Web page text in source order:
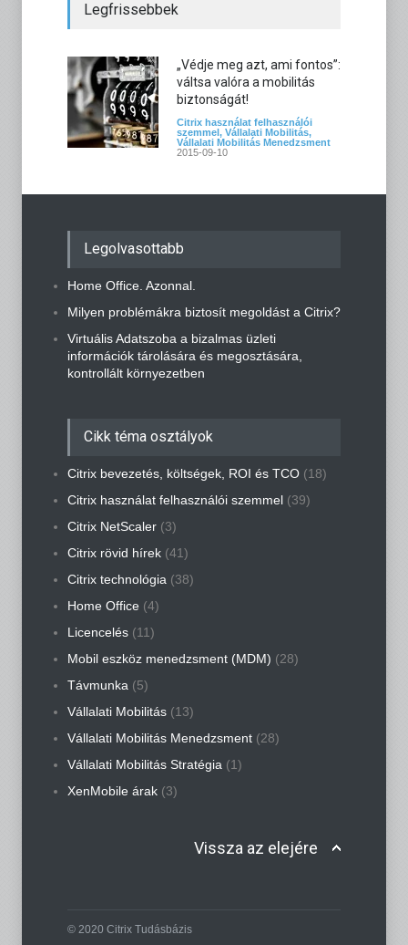
Legfrissebbek
„Védje meg azt, ami fontos”:
váltsa valóra a mobilitás
biztonságát!
Citrix használat felhasználói
szemmel, Vállalati Mobilitás,
Vállalati Mobilitás Menedzsment
2015-09-10
Legolvasottabb
Home Office. Azonnal.
Milyen problémákra biztosít megoldást a Citrix?
Virtuális Adatszoba a bizalmas üzleti
információk tárolására és megosztására,
kontrollált környezetben
Cikk téma osztályok
Citrix bevezetés, költségek, ROI és TCO (18)
Citrix használat felhasználói szemmel (39)
Citrix NetScaler (3)
Citrix rövid hírek (41)
Citrix technológia (38)
Home Office (4)
Licencelés (11)
Mobil eszköz menedzsment (MDM) (28)
Távmunka (5)
Vállalati Mobilitás (13)
Vállalati Mobilitás Menedzsment (28)
Vállalati Mobilitás Stratégia (1)
XenMobile árak (3)
Vissza az elejére
© 2020 Citrix Tudásbázis